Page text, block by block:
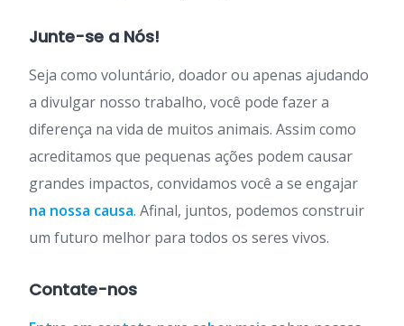
Junte-se a Nós!
Seja como voluntário, doador ou apenas ajudando
a divulgar nosso trabalho, você pode fazer a
diferença na vida de muitos animais. Assim como
acreditamos que pequenas ações podem causar
grandes impactos, convidamos você a se engajar
na nossa causa. Afinal, juntos, podemos construir
um futuro melhor para todos os seres vivos.
Contate-nos